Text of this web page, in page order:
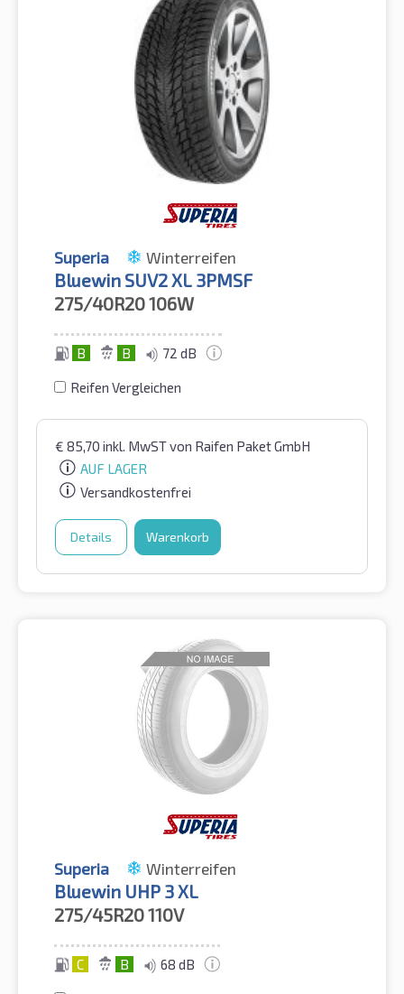
Superia Winterreifen
Bluewin SUV2 XL 3PMSF
275/40R20106W
B B 72 dB
Reifen Vergleichen
€ 85,70 inkl. MwSTvon Raifen Paket GmbH
AUF LAGER
Versandkostenfrei
Details Warenkorb
Superia Winterreifen
Bluewin UHP 3 XL
275/45R20110V
C B 68 dB